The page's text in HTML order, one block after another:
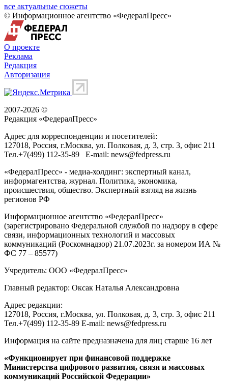
все актуальные сюжеты
© Информационное агентство «ФедералПресс»
О проекте
Реклама
Редакция
Авторизация
2007-2026 ©
Редакция «ФедералПресс»
Адрес для корреспонденции и посетителей:
127018, Россия, г.Москва, ул. Полковая, д. 3, стр. 3, офис 211
Тел.+7(499) 112-35-89 E-mail: news@fedpress.ru
«ФедералПресс» - медиа-холдинг: экспертный канал,
информагентства, журнал. Политика, экономика,
происшествия, общество. Экспертный взгляд на жизнь
регионов РФ
Информационное агентство «ФедералПресс»
(зарегистрировано Федеральной службой по надзору в сфере
связи, информационных технологий и массовых
коммуникаций (Роскомнадзор) 21.07.2023г. за номером ИА №
ФС 77 – 85577)
Учредитель: ООО «ФедералПресс»
Главный редактор: Оксак Наталья Александровна
Адрес редакции:
127018, Россия, г.Москва, ул. Полковая, д. 3, стр. 3, офис 211
Тел.+7(499) 112-35-89 E-mail: news@fedpress.ru
Информация на сайте предназначена для лиц старше 16 лет
«Функционирует при финансовой поддержке
Министерства цифрового развития, связи и массовых
коммуникаций Российской Федерации»